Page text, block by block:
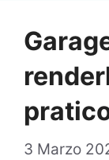
3 Marzo